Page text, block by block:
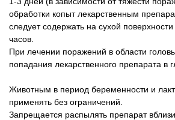
обработки копыт лекарственным
следует содержать на сухой
часов.
При лечении поражений в области
попадания лекарственного препарата в
Животным в период беременности и
применять без ограничений.
Запрещается распылять препарат вблизи